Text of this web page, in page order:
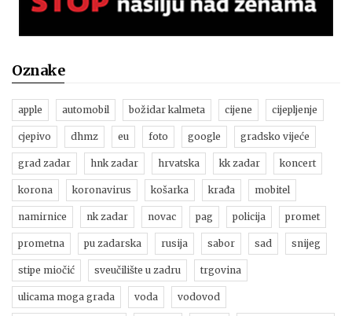
Oznake
apple automobil božidar kalmeta cijene cijepljenje
cjepivo dhmz eu foto google gradsko vijeće
grad zadar hnk zadar hrvatska kk zadar koncert
korona koronavirus košarka krađa mobitel
namirnice nk zadar novac pag policija promet
prometna pu zadarska rusija sabor sad snijeg
stipe miočić sveučilište u zadru trgovina
ulicama moga grada voda vodovod